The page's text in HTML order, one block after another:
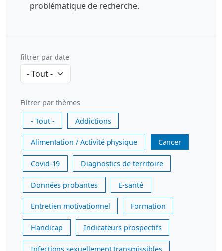
problématique de recherche.
filtrer par date
Filtrer par thèmes
- Tout -
Addictions
Alimentation / Activité physique Cancer
Covid-19 Diagnostics de territoire
Données probantes E-santé
Entretien motivationnel Formation
Handicap Indicateurs prospectifs
Infections sexuellement transmissibles